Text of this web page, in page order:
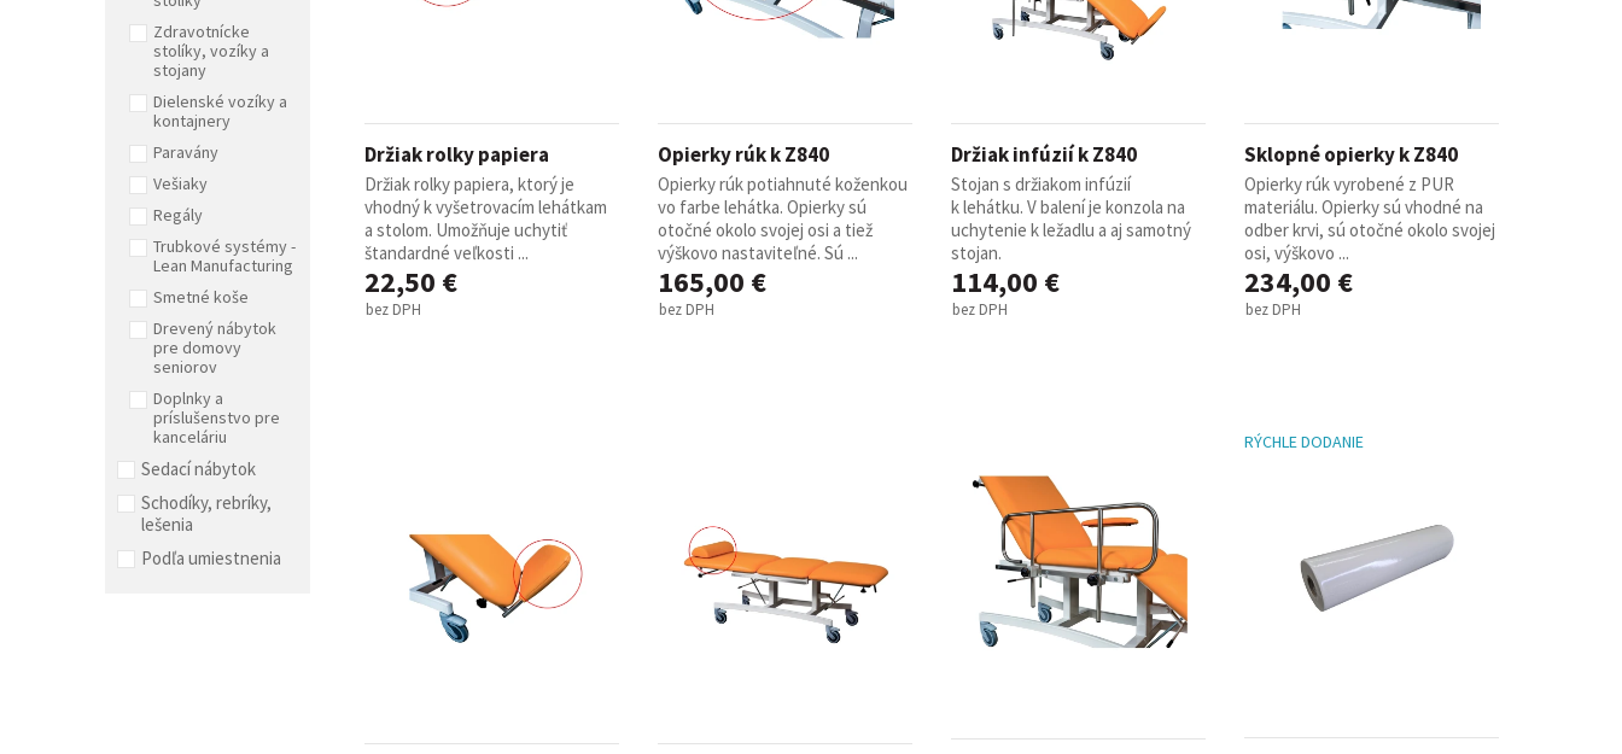
Zdravotnícke
stolíky, vozíky a
stojany
Dielenské vozíky a
kontajnery
Paravány
Vešiaky
Regály
Trubkové systémy -
Lean Manufacturing
Smetné koše
Drevený nábytok
pre domovy
seniorov
Doplnky a
príslušenstvo pre
kanceláriu
Sedací nábytok
Schodíky, rebríky,
lešenia
Podľa umiestnenia
Držiak rolky papiera
Držiak rolky papiera, ktorý je
vhodný k vyšetrovacím lehátkam
a stolom. Umožňuje uchytiť
štandardné veľkosti ...
22,50 €
bez DPH
Opierky rúk k Z840
Opierky rúk potiahnuté koženkou
vo farbe lehátka. Opierky sú
otočné okolo svojej osi a tiež
výškovo nastaviteľné. Sú ...
165,00 €
bez DPH
Držiak infúzií k Z840
Stojan s držiakom infúzií
k lehátku. V balení je konzola na
uchytenie k ležadlu a aj samotný
stojan.
114,00 €
bez DPH
Sklopné opierky k Z840
Opierky rúk vyrobené z PUR
materiálu. Opierky sú vhodné na
odber krvi, sú otočné okolo svojej
osi, výškovo ...
234,00 €
bez DPH
RÝCHLE DODANIE